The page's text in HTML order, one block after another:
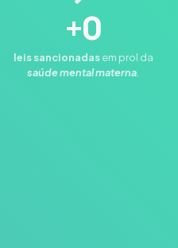
+0
leissancionadasem prol da
saúde mental materna.